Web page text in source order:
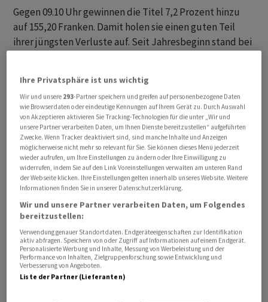
Gegen 09.10 Uhr gewinnen die Titel 7,2 Prozent hinzu
auf 155,20 Franken. Damit holen sie einen guten Teil
ihrer jüngsten Verluste auf. Seit Jahresbeginn stand bei
Prozent hinzugewonnen hatten. Der Gesamtmarkt
(SMIM) notiert zeitgleich am Donnerstag um 0,21
Prozent höher.
Analysten bewerten die Zahlen in ihren ersten
Reaktionen als solide. Vor allem aber der Blick nach
vorne kommt gut an. Mit den Zielen für das laufende
Jahr liege der Konzern leicht über den aktuellen
durchschnittlichen Schätzungen, heisst es etwa in
einem Kommentar der RBC. Derweil entsprächen die
Mittelfristziele nun eher den derzeitigen
Markterwartungen.
Bei der UBS hebt der zuständige Experte die
Ihre Privatsphäre ist uns wichtig
Wir und unsere 293-Partner speichern und greifen auf personenbezogene Daten
wie Browserdaten oder eindeutige Kennungen auf Ihrem Gerät zu. Durch Auswahl
von Akzeptieren aktivieren Sie Tracking-Technologien für die unter „Wir und
unsere Partner verarbeiten Daten, um Ihnen Dienste bereitzustellen“ aufgeführten
Zwecke. Wenn Tracker deaktiviert sind, sind manche Inhalte und Anzeigen
möglicherweise nicht mehr so relevant für Sie. Sie können dieses Menü jederzeit
wieder aufrufen, um Ihre Einstellungen zu ändern oder Ihre Einwilligung zu
widerrufen, indem Sie auf den Link Voreinstellungen verwalten am unteren Rand
der Webseite klicken. Ihre Einstellungen gelten innerhalb unseres Website. Weitere
Informationen finden Sie in unserer Datenschutzerklärung.
Wir und unsere Partner verarbeiten Daten, um Folgendes
bereitzustellen:
Verwendung genauer Standortdaten. Endgeräteeigenschaften zur Identifikation
aktiv abfragen. Speichern von oder Zugriff auf Informationen auf einem Endgerät.
Personalisierte Werbung und Inhalte, Messung von Werbeleistung und der
Performance von Inhalten, Zielgruppenforschung sowie Entwicklung und
Verbesserung von Angeboten.
Liste der Partner (Lieferanten)